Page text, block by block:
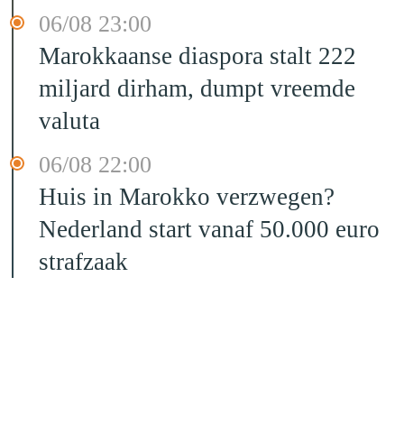
06/08 23:00
Marokkaanse diaspora stalt 222
miljard dirham, dumpt vreemde
valuta
06/08 22:00
Huis in Marokko verzwegen?
Nederland start vanaf 50.000 euro
strafzaak